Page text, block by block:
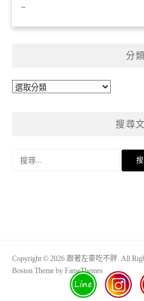
~
分類
分
搜尋
Copyright © 2026 跟著左豪吃不胖. All
Boston Theme by FameThemes